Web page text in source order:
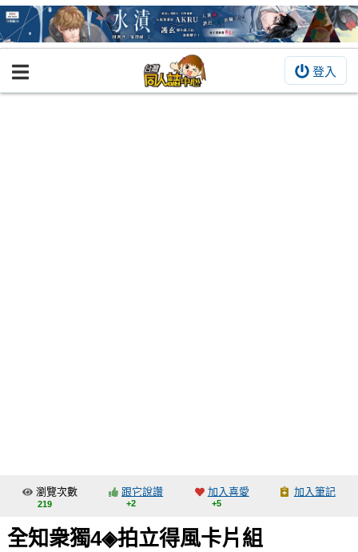
登入
BOOKY書集倉庫
交流中心
攤位轉讓區
瀏覽次數
219
跟它說讚
+2
加入喜愛
+5
加入筆記
全知衆獨4◈拍立得風卡片組